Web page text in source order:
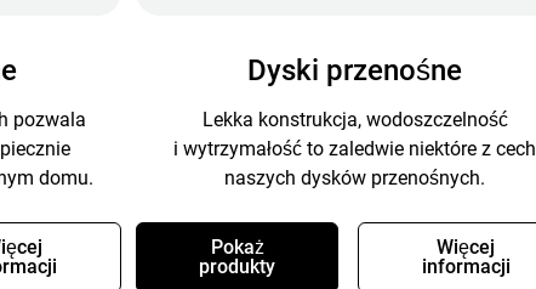
pozwala
domu.
Dyski przenośne
Lekka konstrukcja, wodoszczelność
i wytrzymałość to zaledwie niektóre z cech
naszych dysków przenośnych.
Pokaż
produkty
Więcej
informacji